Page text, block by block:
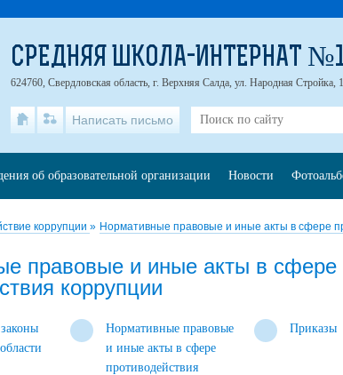
коррупции » Нормативные правовые и иные акты в сфере
правовые и иные акты в сфере
коррупции
Нормативные правовые
и иные акты в сфере
противодействия
Приказы
СРЕДНЯЯ ШКОЛА-ИНТЕРНАТ
624760, Свердловская область, г. Верхняя Салда, ул. Народная Стройка,
Написать письмо
об образовательной организации Новости